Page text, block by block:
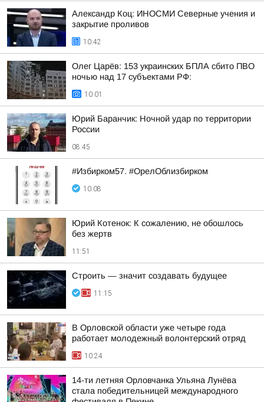
Александр Коц: ИНОСМИ Северные учения и
закрытие проливов
10:42
Олег Царёв: 153 украинских БПЛА сбито ПВО
ночью над 17 субъектами РФ:
10:01
Юрий Баранчик: Ночной удар по территории
России
08:45
#Избирком57. #ОрелОблизбирком
10:08
Юрий Котенок: К сожалению, не обошлось
без жертв
11:51
Строить — значит создавать будущее
11:15
В Орловской области уже четыре года
работает молодежный волонтерский отряд
10:24
14-ти летняя Орловчанка Ульяна Лунёва
стала победительницей международного